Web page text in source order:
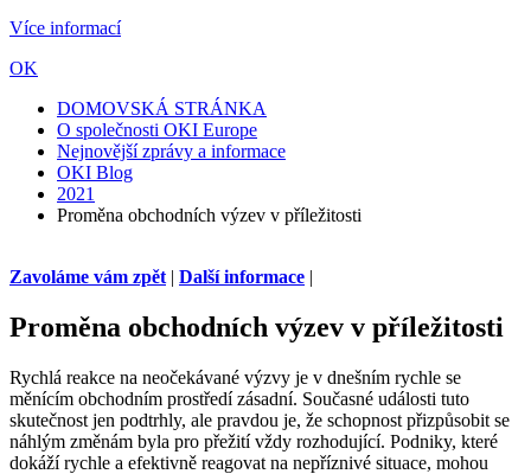
Více informací
OK
DOMOVSKÁ STRÁNKA
O společnosti OKI Europe
Nejnovější zprávy a informace
OKI Blog
2021
Proměna obchodních výzev v příležitosti
Zavoláme vám zpět | Další informace |
Proměna obchodních výzev v příležitosti
Rychlá reakce na neočekávané výzvy je v dnešním rychle se
měnícím obchodním prostředí zásadní. Současné události tuto
skutečnost jen podtrhly, ale pravdou je, že schopnost přizpůsobit se
náhlým změnám byla pro přežití vždy rozhodující. Podniky, které
dokáží rychle a efektivně reagovat na nepříznivé situace, mohou